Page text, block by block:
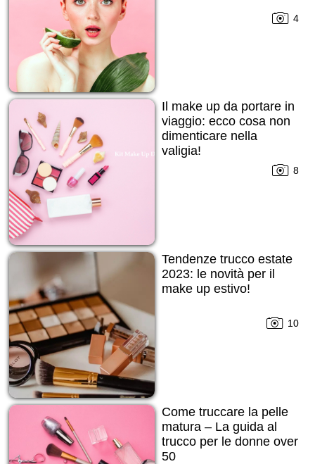
4
Il make up da portare in
viaggio: ecco cosa non
dimenticare nella
valigia!
8
Tendenze trucco estate
2023: le novità per il
make up estivo!
10
Come truccare la pelle
matura – La guida al
trucco per le donne over
50